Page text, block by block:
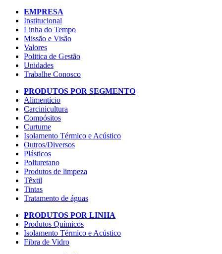
EMPRESA
Institucional
Linha do Tempo
Missão e Visão
Valores
Politica de Gestão
Unidades
Trabalhe Conosco
PRODUTOS POR SEGMENTO
Alimentício
Carcinicultura
Compósitos
Curtume
Isolamento Térmico e Acústico
Outros/Diversos
Plásticos
Poliuretano
Produtos de limpeza
Têxtil
Tintas
Tratamento de águas
PRODUTOS POR LINHA
Produtos Químicos
Isolamento Térmico e Acústico
Fibra de Vidro